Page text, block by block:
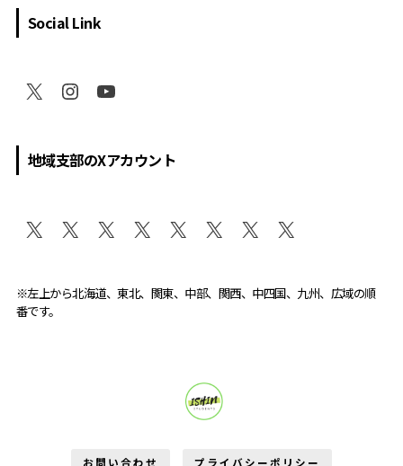
Social Link
地域支部のXアカウント
※左上から北海道、東北、関東、中部、関西、中四国、九州、広域の順
番です。
お問い合わせ プライバシーポリシー